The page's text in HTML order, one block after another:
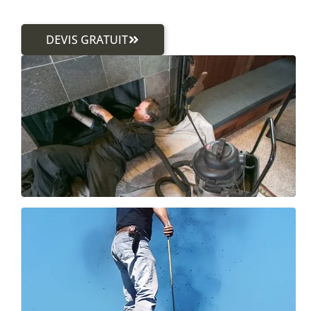
DEVIS GRATUIT